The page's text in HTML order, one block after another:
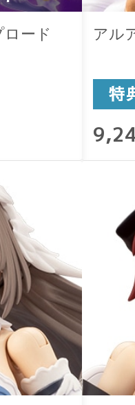
ード
アル